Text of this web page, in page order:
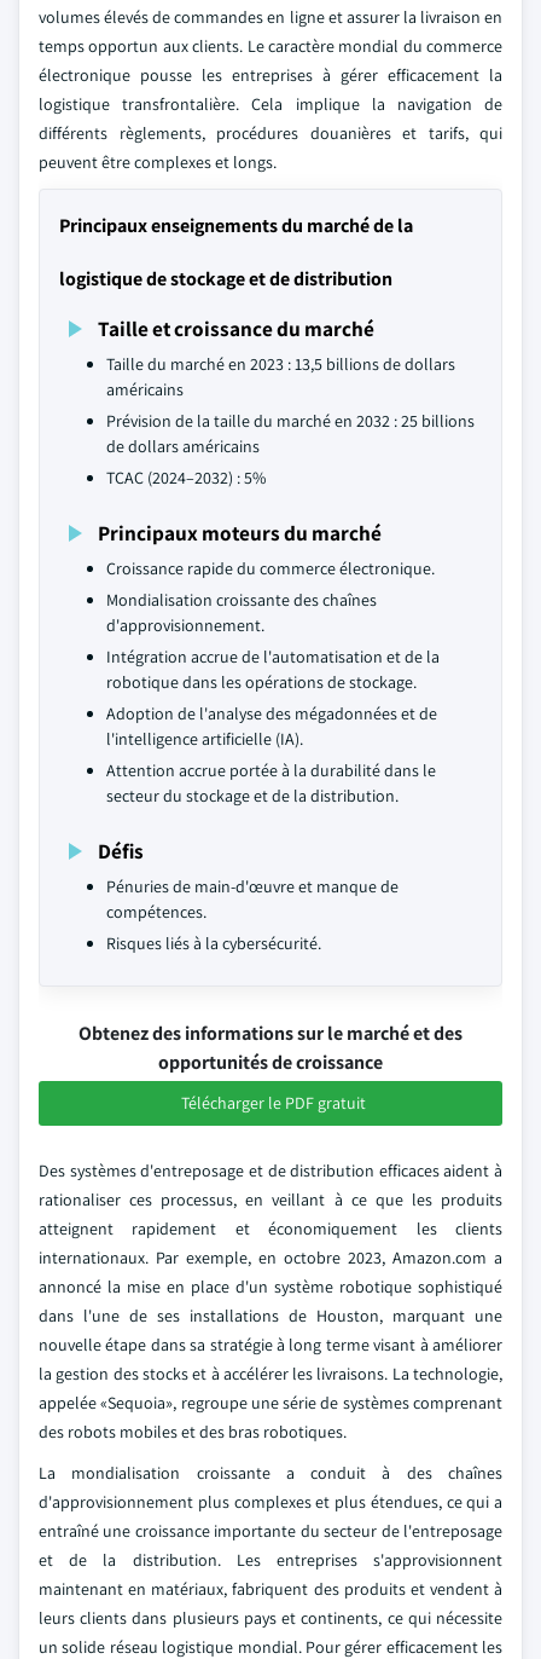
volumes élevés de commandes en ligne et assurer la livraison en
temps opportun aux clients. Le caractère mondial du commerce
électronique pousse les entreprises à gérer efficacement la
logistique transfrontalière. Cela implique la navigation de
différents règlements, procédures douanières et tarifs, qui
peuvent être complexes et longs.
Principaux enseignements du marché de la
logistique de stockage et de distribution
Taille et croissance du marché
Taille du marché en 2023 : 13,5 billions de dollars
américains
Prévision de la taille du marché en 2032 : 25 billions
de dollars américains
TCAC (2024–2032) : 5%
Principaux moteurs du marché
Croissance rapide du commerce électronique.
Mondialisation croissante des chaînes
d'approvisionnement.
Intégration accrue de l'automatisation et de la
robotique dans les opérations de stockage.
Adoption de l'analyse des mégadonnées et de
l'intelligence artificielle (IA).
Attention accrue portée à la durabilité dans le
secteur du stockage et de la distribution.
Défis
Pénuries de main-d'œuvre et manque de
compétences.
Risques liés à la cybersécurité.
Obtenez des informations sur le marché et des
opportunités de croissance
Télécharger le PDF gratuit
Des systèmes d'entreposage et de distribution efficaces aident à
rationaliser ces processus, en veillant à ce que les produits
atteignent rapidement et économiquement les clients
internationaux. Par exemple, en octobre 2023, Amazon.com a
annoncé la mise en place d'un système robotique sophistiqué
dans l'une de ses installations de Houston, marquant une
nouvelle étape dans sa stratégie à long terme visant à améliorer
la gestion des stocks et à accélérer les livraisons. La technologie,
appelée «Sequoia», regroupe une série de systèmes comprenant
des robots mobiles et des bras robotiques.
La mondialisation croissante a conduit à des chaînes
d'approvisionnement plus complexes et plus étendues, ce qui a
entraîné une croissance importante du secteur de l'entreposage
et de la distribution. Les entreprises s'approvisionnent
maintenant en matériaux, fabriquent des produits et vendent à
leurs clients dans plusieurs pays et continents, ce qui nécessite
un solide réseau logistique mondial. Pour gérer efficacement les